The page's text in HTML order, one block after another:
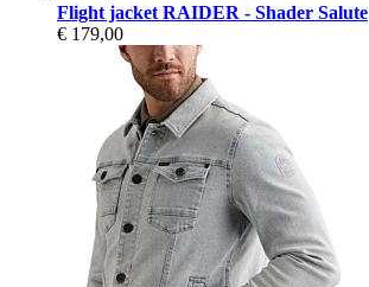
Flight jacket RAIDER - Shader Salute
€ 179,00